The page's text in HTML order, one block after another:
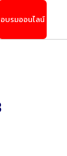
อบรมออนไลน์